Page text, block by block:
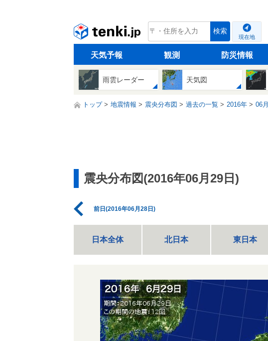
tenki.jp 検索
現在地
天気予報 観測 防災情報
雨雲レーダー 天気図
トップ 地震情報 震央分布図 過去の一覧 2016年 06月
震央分布図(2016年06月29日)
前日(2016年06月28日)
日本全体 北日本 東日本